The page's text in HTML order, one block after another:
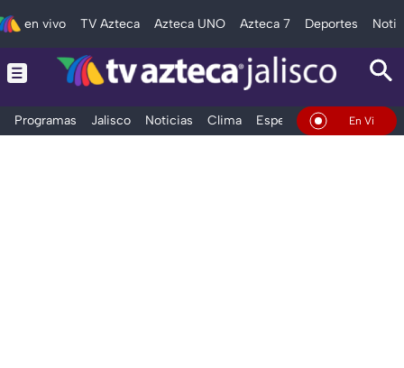
en vivo TV Azteca Azteca UNO Azteca 7 Deportes
Programas Jalisco Noticias Clima Espectáculos Deportes
En Vivo